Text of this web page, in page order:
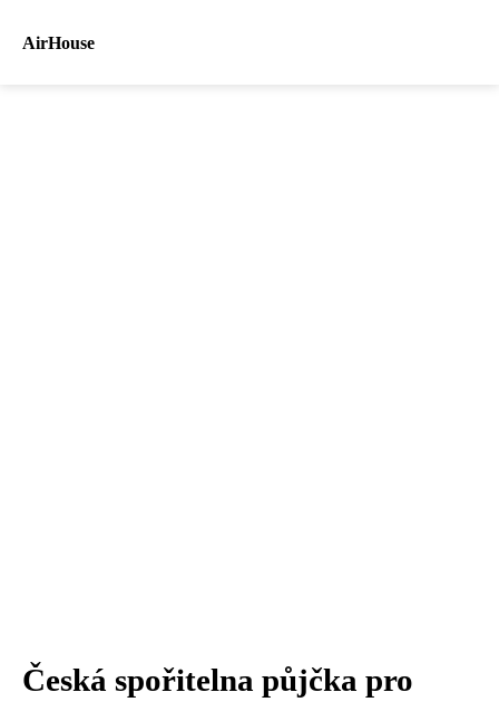
AirHouse
Česká spořitelna půjčka pro